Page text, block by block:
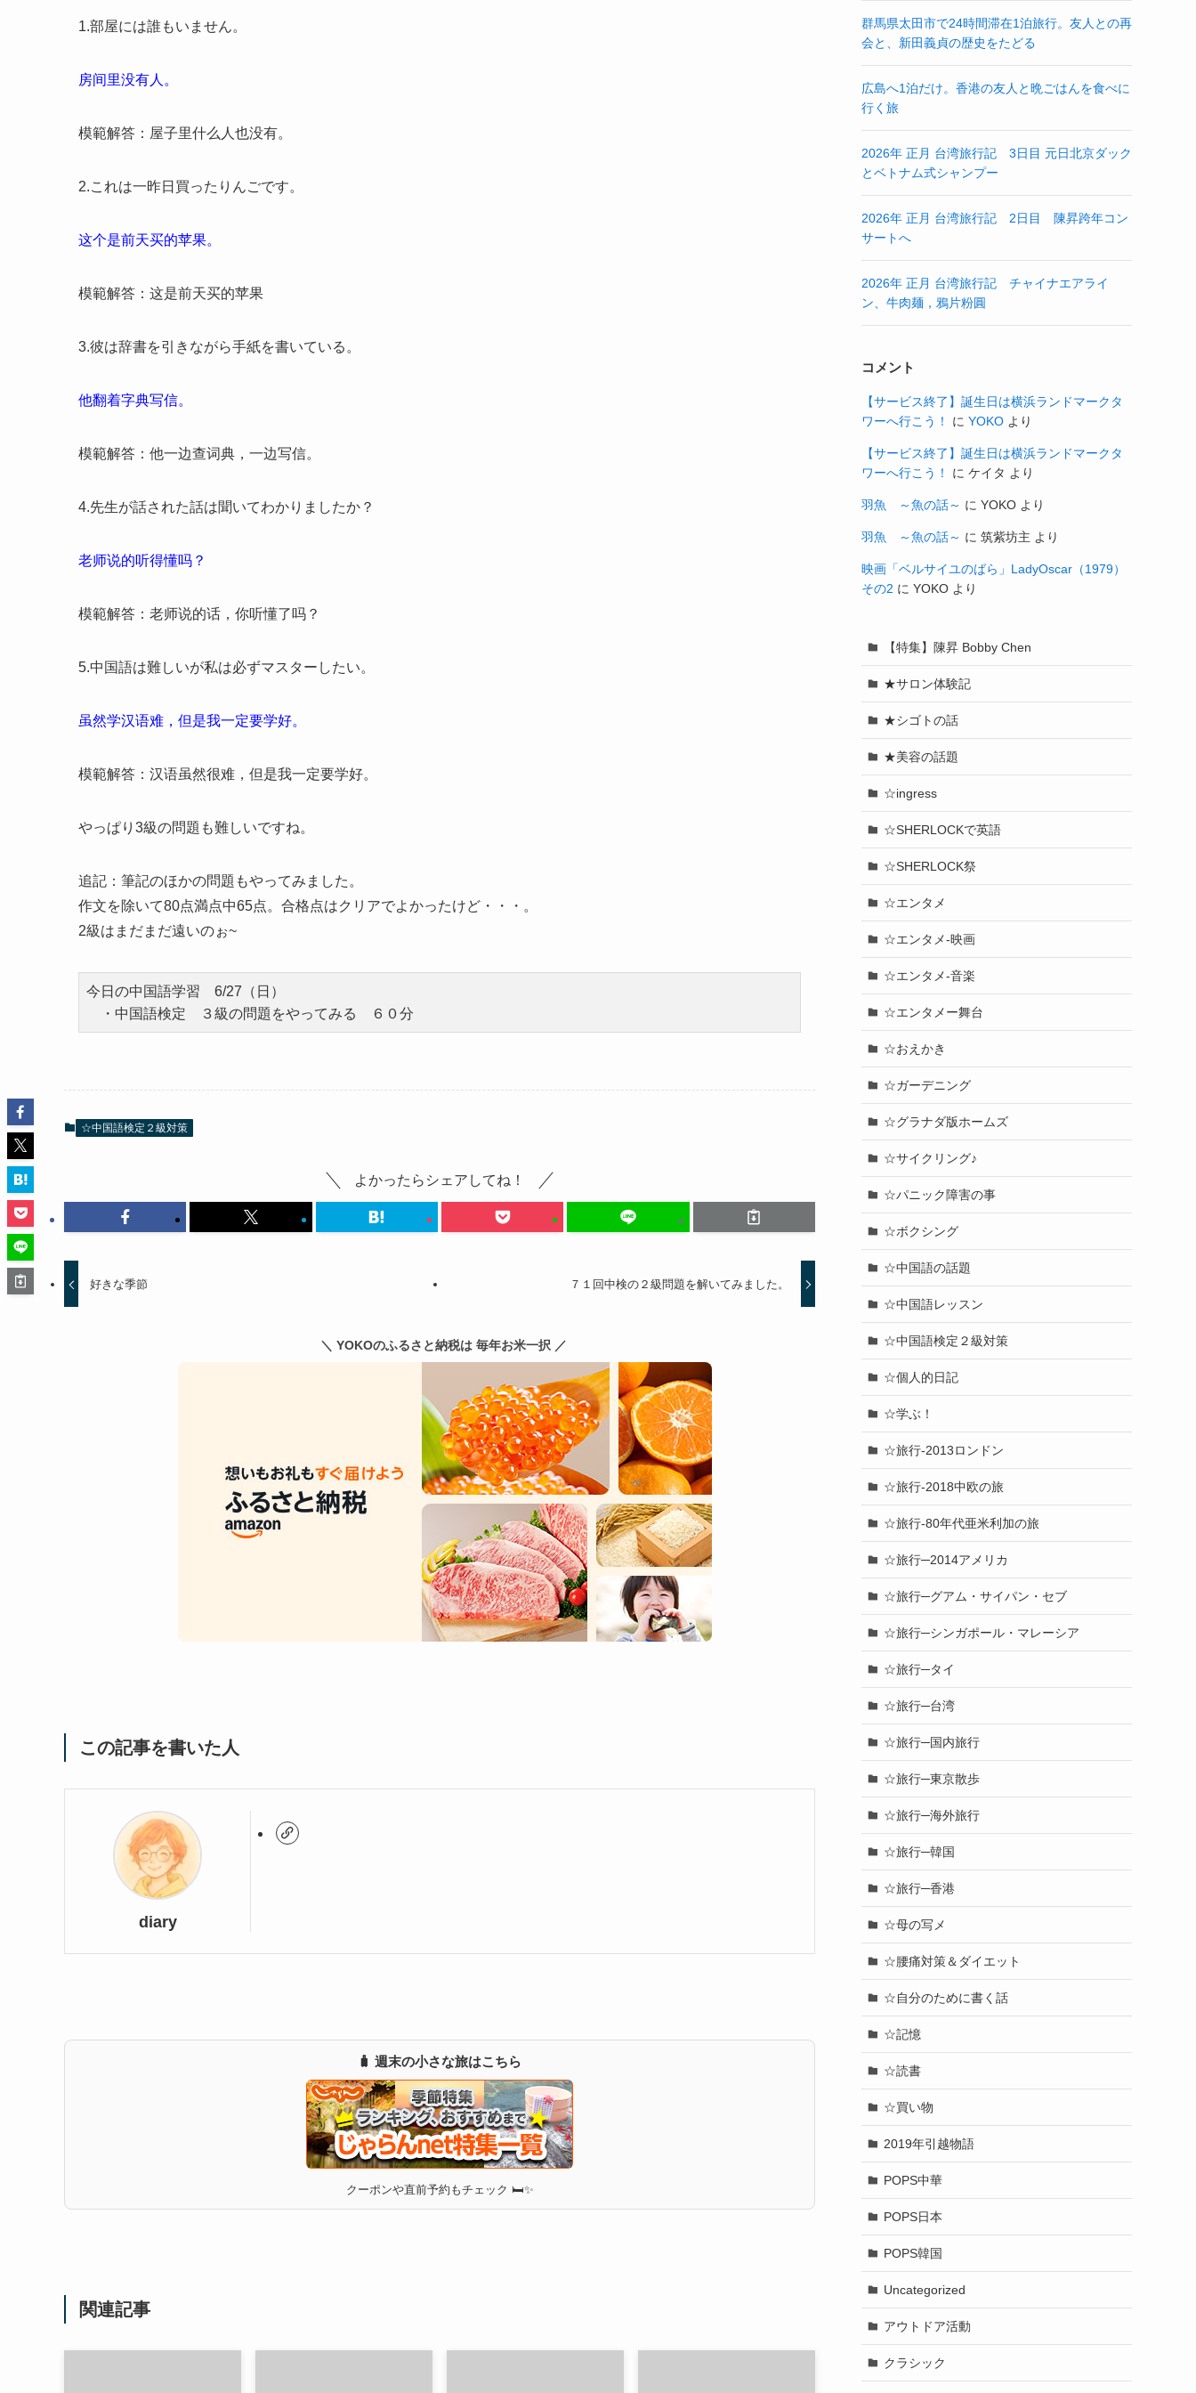
1.部屋には誰もいません。
房间里没有人。
模範解答：屋子里什么人也没有。
2.これは一昨日買ったりんごです。
这个是前天买的苹果。
模範解答：这是前天买的苹果
3.彼は辞書を引きながら手紙を書いている。
他翻着字典写信。
模範解答：他一边查词典，一边写信。
4.先生が話された話は聞いてわかりましたか？
老师说的听得懂吗？
模範解答：老师说的话，你听懂了吗？
5.中国語は難しいが私は必ずマスターしたい。
虽然学汉语难，但是我一定要学好。
模範解答：汉语虽然很难，但是我一定要学好。
やっぱり3級の問題も難しいですね。
追記：筆記のほかの問題もやってみました。
作文を除いて80点満点中65点。合格点はクリアでよかったけど・・・。
2級はまだまだ遠いのぉ~
今日の中国語学習 6/27（日）
・中国語検定 ３級の問題をやってみる ６０分
☆中国語検定２級対策
よかったらシェアしてね！
好きな季節 ７１回中検の２級問題を解いてみました。
＼ YOKOのふるさと納税は 毎年お米一択 ／
この記事を書いた人
diary
🧳 週末の小さな旅はこちら
クーポンや直前予約もチェック 🛏✨
関連記事
群馬県太田市で24時間滞在1泊旅行。友人との再
会と、新田義貞の歴史をたどる
広島へ1泊だけ。香港の友人と晩ごはんを食べに
行く旅
2026年 正月 台湾旅行記 3日目 元日北京ダック
とベトナム式シャンプー
2026年 正月 台湾旅行記 2日目 陳昇跨年コン
サートへ
2026年 正月 台湾旅行記 チャイナエアライ
ン、牛肉麺，鴉片粉圓
コメント
【サービス終了】誕生日は横浜ランドマークタ
ワーへ行こう！
に YOKO より
【サービス終了】誕生日は横浜ランドマークタ
ワーへ行こう！
に ケイタ より
羽魚 ～魚の話～ に YOKO より
羽魚 ～魚の話～ に 筑紫坊主 より
映画「ベルサイユのばら」LadyOscar（1979）
その2 に YOKO より
【特集】陳昇 Bobby Chen
★サロン体験記
★シゴトの話
★美容の話題
☆ingress
☆SHERLOCKで英語
☆SHERLOCK祭
☆エンタメ
☆エンタメ-映画
☆エンタメ-音楽
☆エンタメー舞台
☆おえかき
☆ガーデニング
☆グラナダ版ホームズ
☆サイクリング♪
☆パニック障害の事
☆ボクシング
☆中国語の話題
☆中国語レッスン
☆中国語検定２級対策
☆個人的日記
☆学ぶ！
☆旅行-2013ロンドン
☆旅行-2018中欧の旅
☆旅行-80年代亜米利加の旅
☆旅行─2014アメリカ
☆旅行─グアム・サイパン・セブ
☆旅行─シンガポール・マレーシア
☆旅行─タイ
☆旅行─台湾
☆旅行─国内旅行
☆旅行─東京散歩
☆旅行─海外旅行
☆旅行─韓国
☆旅行─香港
☆母の写メ
☆腰痛対策＆ダイエット
☆自分のために書く話
☆記憶
☆読書
☆買い物
2019年引越物語
POPS中華
POPS日本
POPS韓国
Uncategorized
アウトドア活動
クラシック